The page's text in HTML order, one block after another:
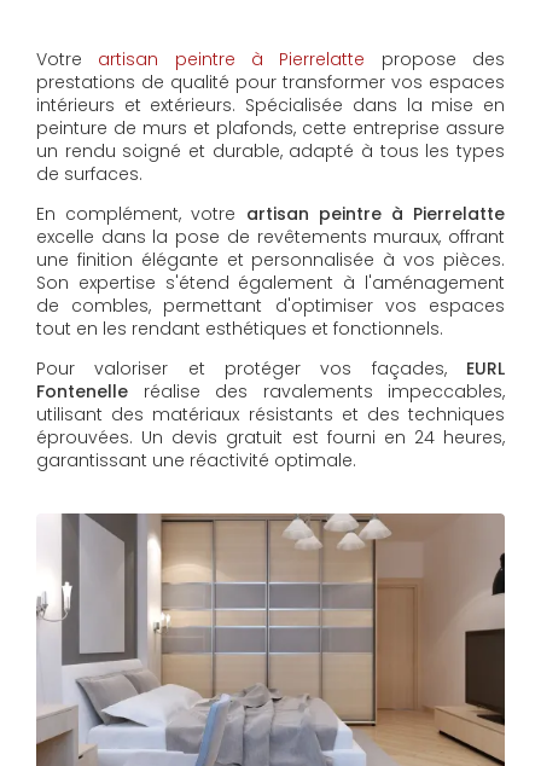
Votre artisan peintre à Pierrelatte propose des
prestations de qualité pour transformer vos espaces
intérieurs et extérieurs. Spécialisée dans la mise en
peinture de murs et plafonds, cette entreprise assure
un rendu soigné et durable, adapté à tous les types
de surfaces.
En complément, votre artisan peintre à Pierrelatte
excelle dans la pose de revêtements muraux, offrant
une finition élégante et personnalisée à vos pièces.
Son expertise s'étend également à l'aménagement
de combles, permettant d'optimiser vos espaces
tout en les rendant esthétiques et fonctionnels.
Pour valoriser et protéger vos façades, EURL
Fontenelle réalise des ravalements impeccables,
utilisant des matériaux résistants et des techniques
éprouvées. Un devis gratuit est fourni en 24 heures,
garantissant une réactivité optimale.